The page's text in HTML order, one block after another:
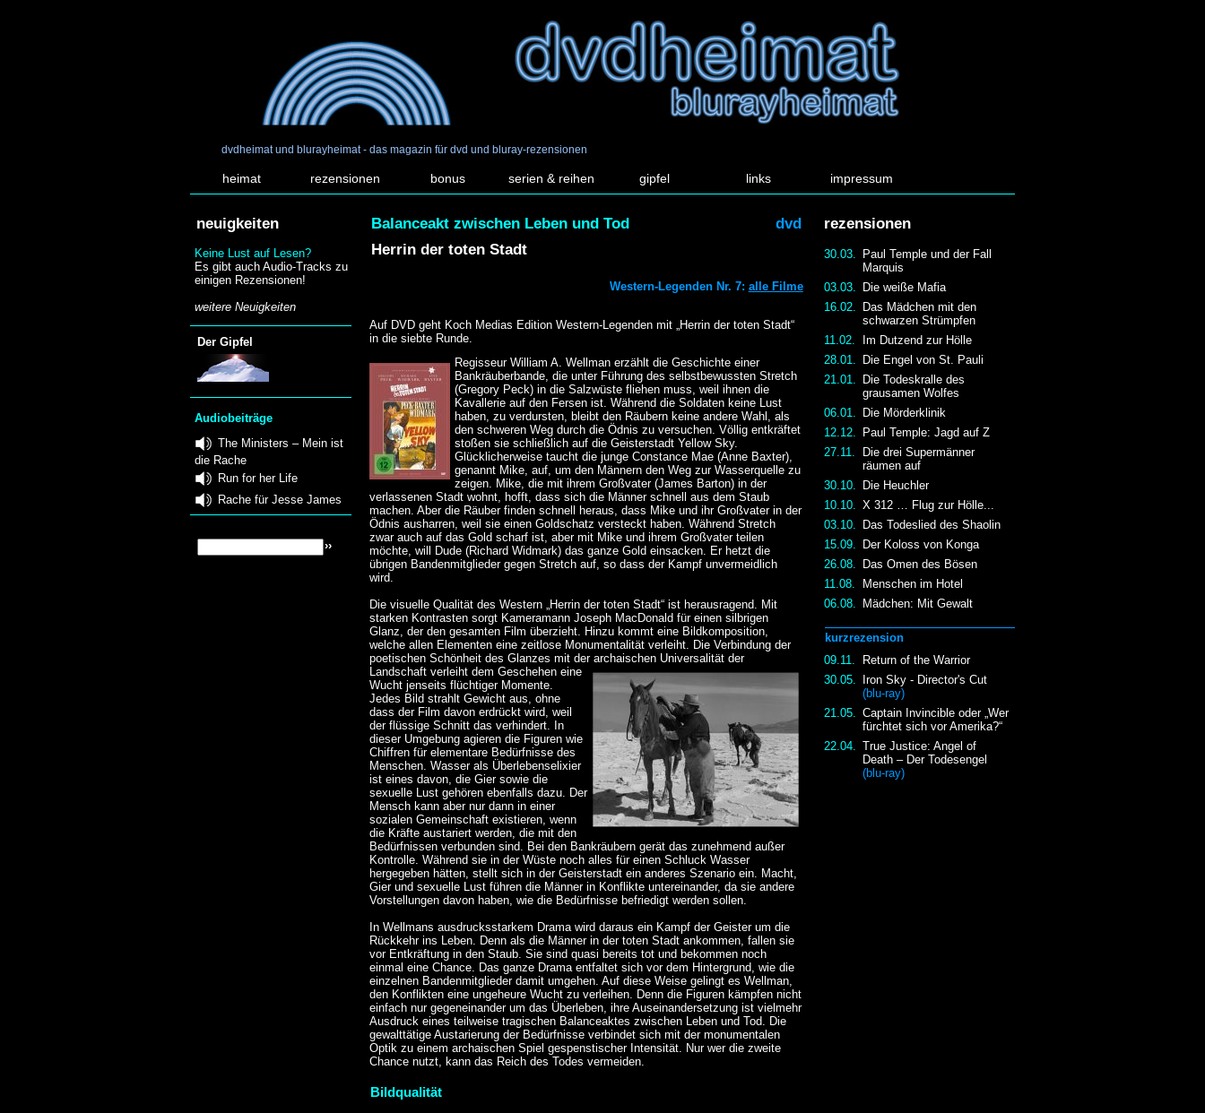
dvdheimat und blurayheimat - das magazin für dvd und bluray-rezensionen
heimat rezensionen bonus serien & reihen gipfel links impressum
neuigkeiten
Keine Lust auf Lesen?
Es gibt auch Audio-Tracks zu
einigen Rezensionen!
weitere Neuigkeiten
Der Gipfel
Audiobeiträge
The Ministers – Mein ist
die Rache
Run for her Life
Rache für Jesse James
rezensionen
30.03.
Paul Temple und der Fall
Marquis
03.03.
Die weiße Mafia
16.02.
Das Mädchen mit den
schwarzen Strümpfen
11.02.
Im Dutzend zur Hölle
28.01.
Die Engel von St. Pauli
21.01.
Die Todeskralle des
grausamen Wolfes
06.01.
Die Mörderklinik
12.12.
Paul Temple: Jagd auf Z
27.11.
Die drei Supermänner
räumen auf
30.10.
Die Heuchler
10.10.
X 312 … Flug zur Hölle...
03.10.
Das Todeslied des Shaolin
15.09.
Der Koloss von Konga
26.08.
Das Omen des Bösen
11.08.
Menschen im Hotel
06.08.
Mädchen: Mit Gewalt
kurzrezension
09.11.
Return of the Warrior
30.05.
Iron Sky - Director's Cut
(blu-ray)
21.05.
Captain Invincible oder „Wer
fürchtet sich vor Amerika?“
22.04.
True Justice: Angel of
Death – Der Todesengel
(blu-ray)
dvd
Balanceakt zwischen Leben und Tod
Herrin der toten Stadt
Western-Legenden Nr. 7: alle Filme
Auf DVD geht Koch Medias Edition Western-Legenden mit „Herrin der toten Stadt“
in die siebte Runde.
Regisseur William A. Wellman erzählt die Geschichte einer
Bankräuberbande, die unter Führung des selbstbewussten Stretch
(Gregory Peck) in die Salzwüste fliehen muss, weil ihnen die
Kavallerie auf den Fersen ist. Während die Soldaten keine Lust
haben, zu verdursten, bleibt den Räubern keine andere Wahl, als
den schweren Weg durch die Ödnis zu versuchen. Völlig entkräftet
stoßen sie schließlich auf die Geisterstadt Yellow Sky.
Glücklicherweise taucht die junge Constance Mae (Anne Baxter),
genannt Mike, auf, um den Männern den Weg zur Wasserquelle zu
zeigen. Mike, die mit ihrem Großvater (James Barton) in der
verlassenen Stadt wohnt, hofft, dass sich die Männer schnell aus dem Staub
machen. Aber die Räuber finden schnell heraus, dass Mike und ihr Großvater in der
Ödnis ausharren, weil sie einen Goldschatz versteckt haben. Während Stretch
zwar auch auf das Gold scharf ist, aber mit Mike und ihrem Großvater teilen
möchte, will Dude (Richard Widmark) das ganze Gold einsacken. Er hetzt die
übrigen Bandenmitglieder gegen Stretch auf, so dass der Kampf unvermeidlich
wird.
Die visuelle Qualität des Western „Herrin der toten Stadt“ ist herausragend. Mit
starken Kontrasten sorgt Kameramann Joseph MacDonald für einen silbrigen
Glanz, der den gesamten Film überzieht. Hinzu kommt eine Bildkomposition,
welche allen Elementen eine zeitlose Monumentalität verleiht. Die Verbindung der
poetischen Schönheit des Glanzes mit derarchaischen Universalität der
Landschaft verleiht dem Geschehen eine
Wucht jenseits flüchtiger Momente.
Jedes Bild strahlt Gewicht aus, ohne
dass der Film davon erdrückt wird, weil
der flüssige Schnitt das verhindert. In
dieser Umgebung agieren die Figuren wie
Chiffren für elementare Bedürfnisse des
Menschen. Wasser als Überlebenselixier
ist eines davon, die Gier sowie die
sexuelle Lust gehören ebenfalls dazu. Der
Mensch kann aber nur dann in einer
sozialen Gemeinschaft existieren, wenn
die Kräfte austariert werden, die mit den
Bedürfnissen verbunden sind. Bei den Bankräubern gerät das zunehmend außer
Kontrolle. Während sie in der Wüste noch alles für einen Schluck Wasser
hergegeben hätten, stellt sich in der Geisterstadt ein anderes Szenario ein. Macht,
Gier und sexuelle Lust führen die Männer in Konflikte untereinander, da sie andere
Vorstellungen davon haben, wie die Bedürfnisse befriedigt werden sollen.
In Wellmans ausdrucksstarkem Drama wird daraus ein Kampf der Geister um die
Rückkehr ins Leben. Denn als die Männer in der toten Stadt ankommen, fallen sie
vor Entkräftung in den Staub. Sie sind quasi bereits tot und bekommen noch
einmal eine Chance. Das ganze Drama entfaltet sich vor dem Hintergrund, wie die
einzelnen Bandenmitglieder damit umgehen. Auf diese Weise gelingt es Wellman,
den Konflikten eine ungeheure Wucht zu verleihen. Denn die Figuren kämpfen nicht
einfach nur gegeneinander um das Überleben, ihre Auseinandersetzung ist vielmehr
Ausdruck eines teilweise tragischen Balanceaktes zwischen Leben und Tod. Die
gewalttätige Austarierung der Bedürfnisse verbindet sich mit der monumentalen
Optik zu einem archaischen Spiel gespenstischer Intensität. Nur wer die zweite
Chance nutzt, kann das Reich des Todes vermeiden.
Bildqualität